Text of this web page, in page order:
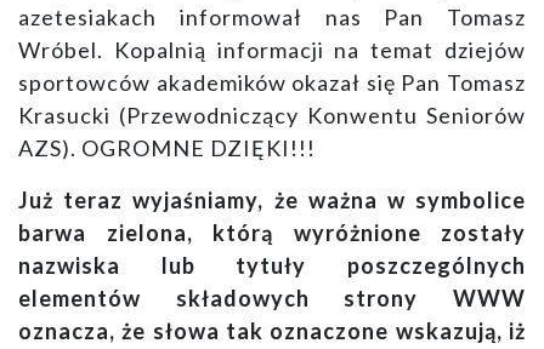
azetesiakach informował nas Pan Tomasz
Wróbel. Kopalnią informacji na temat dziejów
sportowców akademików okazał się Pan Tomasz
Krasucki (Przewodniczący Konwentu Seniorów
AZS). OGROMNE DZIĘKI!!!
Już teraz wyjaśniamy, że ważna w symbolice
barwa zielona, którą wyróżnione zostały
nazwiska lub tytuły poszczególnych
elementów składowych strony WWW
oznacza, że słowa tak oznaczone wskazują, iż